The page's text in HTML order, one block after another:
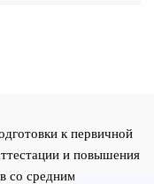
к первичной
и повышения
со средним и высшим